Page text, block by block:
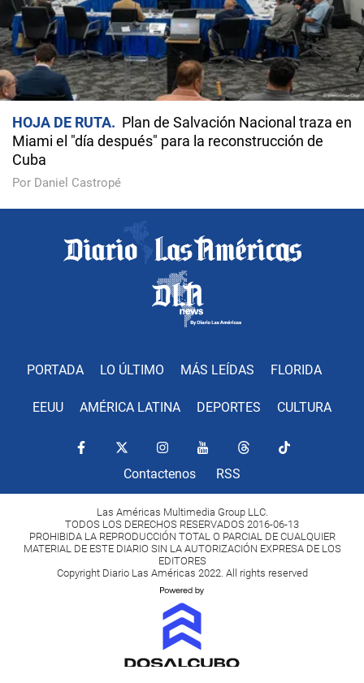
HOJA DE RUTA
Plan de Salvación Nacional traza en
Miami el "día después" para la reconstrucción de
Cuba
Por Daniel Castropé
PORTADA LO ÚLTIMO MÁS LEÍDAS FLORIDA
EEUU AMÉRICA LATINA DEPORTES CULTURA
Contactenos RSS
Las Américas Multimedia Group LLC.
TODOS LOS DERECHOS RESERVADOS 2016-06-13
PROHIBIDA LA REPRODUCCIÓN TOTAL O PARCIAL DE CUALQUIER
MATERIAL DE ESTE DIARIO SIN LA AUTORIZACIÓN EXPRESA DE LOS
EDITORES
Copyright Diario Las Américas 2022. All rights reserved